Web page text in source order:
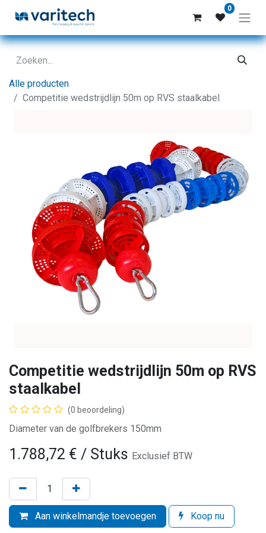
0
Alle producten
Competitie wedstrijdlijn 50m op RVS staalkabel
Competitie wedstrijdlijn 50m op RVS
staalkabel
(0 beoordeling)
Diameter van de golfbrekers 150mm
1.788,72 € / Stuks Exclusief BTW
Aan winkelmandje toevoegen Koop nu